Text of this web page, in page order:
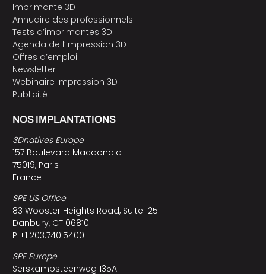
Imprimante 3D
Annuaire des professionnels
Tests d’imprimantes 3D
Agenda de l’impression 3D
Offres d’emploi
Newsletter
Webinaire impression 3D
Publicité
NOS IMPLANTATIONS
3Dnatives Europe
157 Boulevard Macdonald
75019, Paris
France
SPE US Office
83 Wooster Heights Road, Suite 125
Danbury, CT 06810
P +1 203.740.5400
SPE Europe
Serskampsteenweg 135A